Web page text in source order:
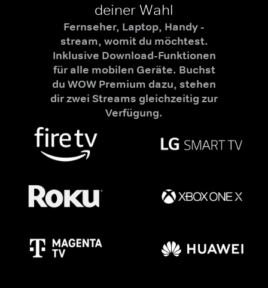
deiner Wahl
Fernseher, Laptop, Handy -
stream, womit du möchtest.
Inklusive Download-Funktionen
für alle mobilen Geräte. Buchst
du WOW Premium dazu, stehen
dir zwei Streams gleichzeitig zur
Verfügung.